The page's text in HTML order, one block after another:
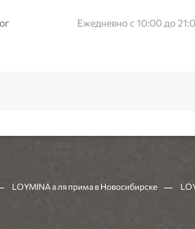
Ежедневно с 10:00 до
LOYMINA а ля прима в Новосибирске